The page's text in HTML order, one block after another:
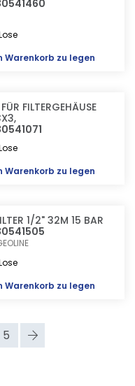
Warenkorb zu legen
FILTERGEHÄUSE
Warenkorb zu legen
1/2" 32M 15 BAR
Warenkorb zu legen
5